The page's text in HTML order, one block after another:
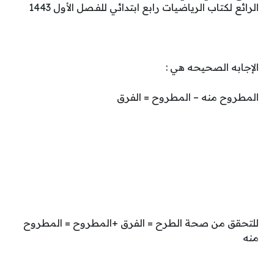
الرائع لكتاب الرياضيات رابع ابتدائي للفـصل الأول 1443
الإجابه الصحيحه هي :
المطروح منه – المطروح = الفرق
للتحقق من صحة الطرح = الفرق +المطروح = المطروح
منه